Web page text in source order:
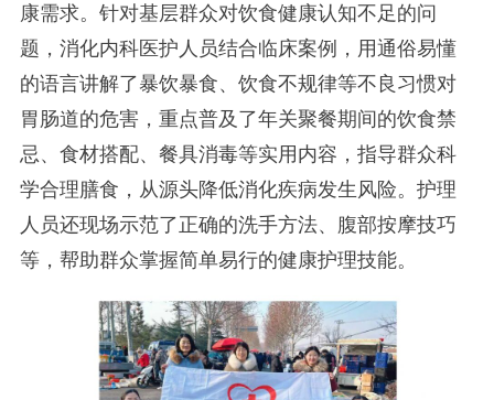
康需求。针对基层群众对饮食健康认知不足的问
题，消化内科医护人员结合临床案例，用通俗易懂
的语言讲解了暴饮暴食、饮食不规律等不良习惯对
胃肠道的危害，重点普及了年关聚餐期间的饮食禁
忌、食材搭配、餐具消毒等实用内容，指导群众科
学合理膳食，从源头降低消化疾病发生风险。护理
人员还现场示范了正确的洗手方法、腹部按摩技巧
等，帮助群众掌握简单易行的健康护理技能。